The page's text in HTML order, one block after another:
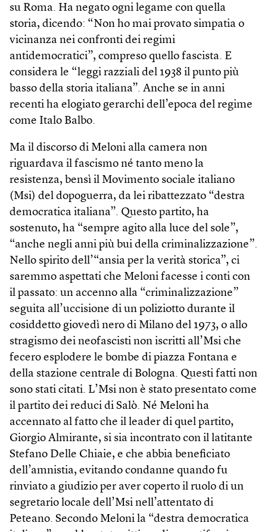
su Roma. Ha negato ogni legame con quella
storia, dicendo: “Non ho mai provato simpatia o
vicinanza nei confronti dei regimi
antidemocratici”, compreso quello fascista. E
considera le “leggi razziali del 1938 il punto più
basso della storia italiana”. Anche se in anni
recenti ha elogiato gerarchi dell’epoca del regime
come Italo Balbo.
Ma il discorso di Meloni alla camera non
riguardava il fascismo né tanto meno la
resistenza, bensì il Movimento sociale italiano
(Msi) del dopoguerra, da lei ribattezzato “destra
democratica italiana”. Questo partito, ha
sostenuto, ha “sempre agito alla luce del sole”,
“anche negli anni più bui della criminalizzazione”.
Nello spirito dell’“ansia per la verità storica”, ci
saremmo aspettati che Meloni facesse i conti con
il passato: un accenno alla “criminalizzazione”
seguita all’uccisione di un poliziotto durante il
cosiddetto giovedì nero di Milano del 1973, o allo
stragismo dei neofascisti non iscritti all’Msi che
fecero esplodere le bombe di piazza Fontana e
della stazione centrale di Bologna. Questi fatti non
sono stati citati. L’Msi non è stato presentato come
il partito dei reduci di Salò. Né Meloni ha
accennato al fatto che il leader di quel partito,
Giorgio Almirante, si sia incontrato con il latitante
Stefano Delle Chiaie, e che abbia beneficiato
dell’amnistia, evitando condanne quando fu
rinviato a giudizio per aver coperto il ruolo di un
segretario locale dell’Msi nell’attentato di
Peteano. Secondo Meloni la “destra democratica